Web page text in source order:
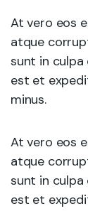
At vero eos
atque
sunt in
est et
minus.
At vero eos
atque
sunt in
est et